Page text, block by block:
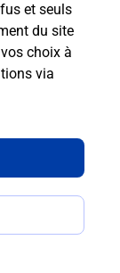
et seuls
du site
choix à
via